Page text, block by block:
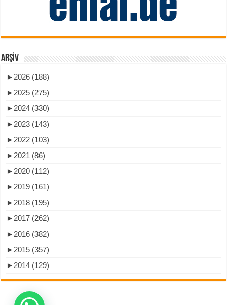
ARŞIV
► 2026 (188)
► 2025 (275)
► 2024 (330)
► 2023 (143)
► 2022 (103)
► 2021 (86)
► 2020 (112)
► 2019 (161)
► 2018 (195)
► 2017 (262)
► 2016 (382)
► 2015 (357)
► 2014 (129)